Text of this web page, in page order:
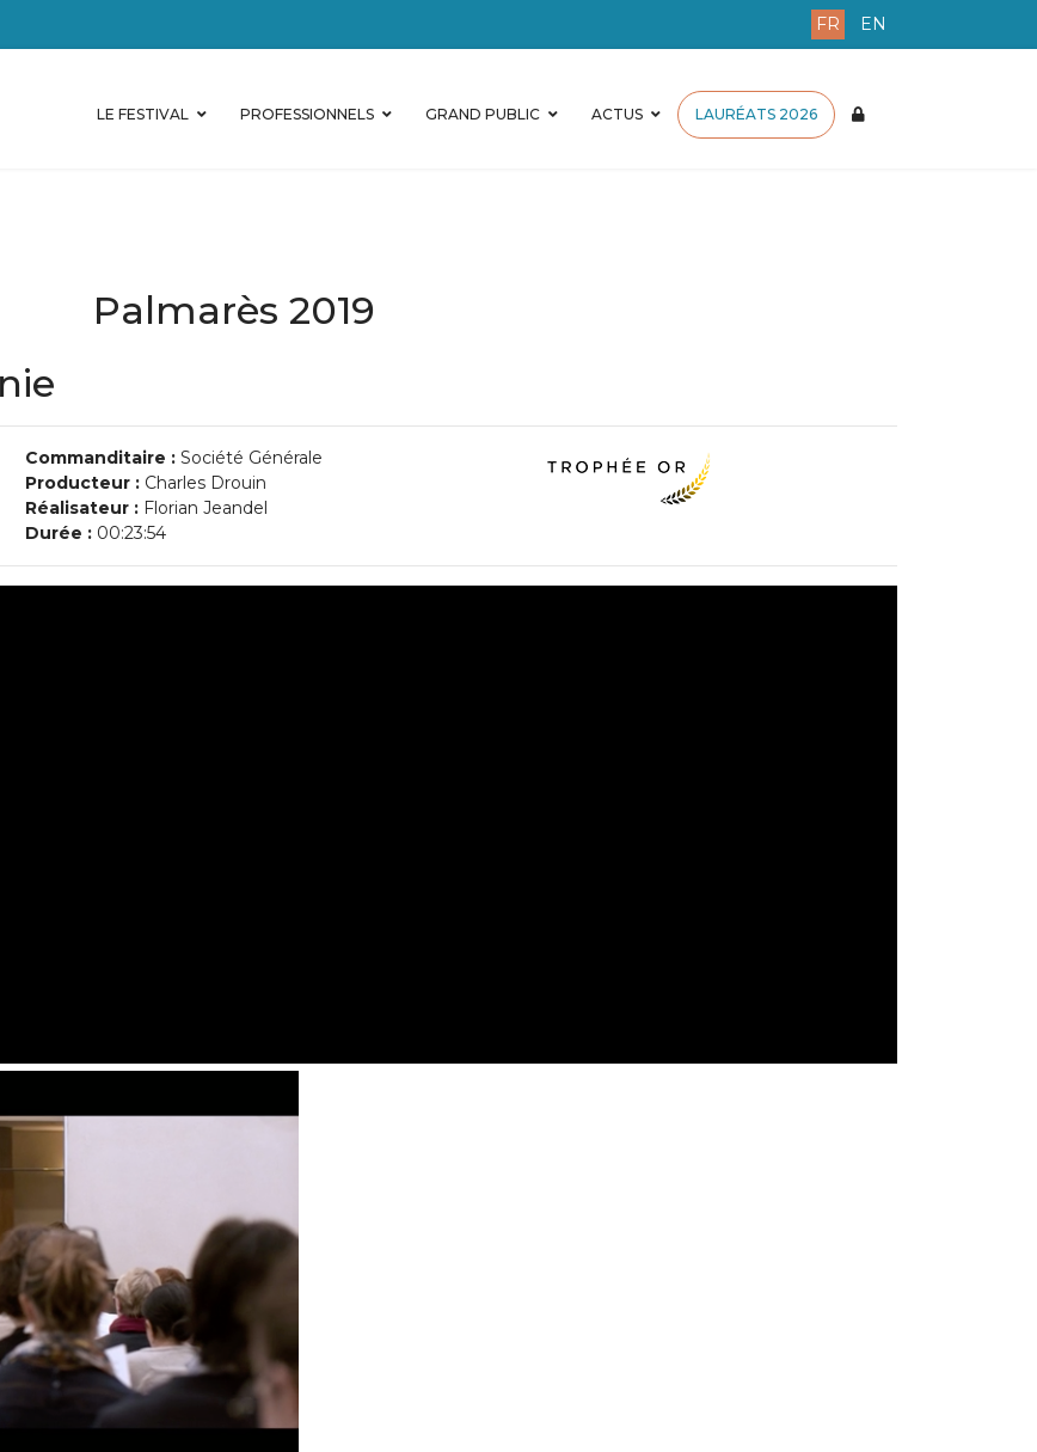
FR EN
LE FESTIVAL PROFESSIONNELS GRAND PUBLIC ACTUS LAURÉATS 2026
Palmarès 2019
Commanditaire : Société Générale
Producteur : Charles Drouin
Réalisateur : Florian Jeandel
Durée : 00:23:54